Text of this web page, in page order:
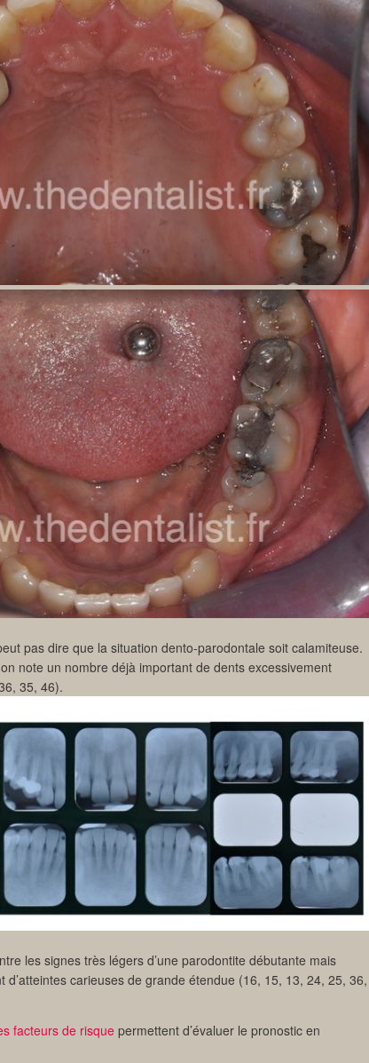
pas dire que la situation dento-parodontale soit calamiteuse.
note un nombre déjà important de dents excessivement
35, 46).
les signes très légers d’une parodontite débutante mais
d’atteintes carieuses de grande étendue (16, 15, 13, 24, 25, 36,
facteurs de risquepermettent d’évaluer le pronostic en